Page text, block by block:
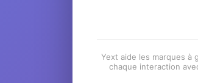
Yext aide les marques à
chaque interaction